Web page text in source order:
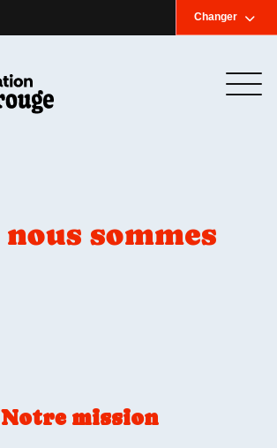
Changer
Nous joindre English
nous sommes
Notre mission